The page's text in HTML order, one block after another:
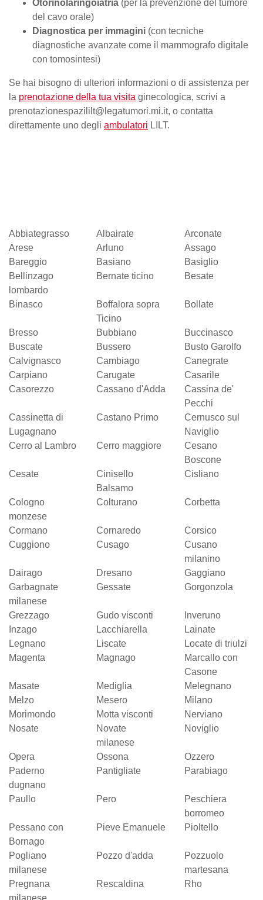
Otorinolaringoiatria (per la prevenzione del tumore
del cavo orale)
Diagnostica per immagini (con tecniche
diagnostiche avanzate come il mammografo digitale
con tomosintesi)
Se hai bisogno di ulteriori informazioni o di assistenza per
la prenotazione della tua visita ginecologica, scrivi a
prenotazionespazililt@legatumori.mi.it, o contatta
direttamente uno degli ambulatori LILT.
Abbiategrasso Albairate
Arconate
Arese
Arluno
Assago
Bareggio
Basiano
Basiglio
Bellinzago
lombardo
Bernate ticino Besate
Binasco
Boffalora sopra
Ticino
Bollate
Bresso Bubbiano
Buccinasco
Buscate
Bussero
Busto Garolfo
Calvignasco
Cambiago
Canegrate
Carpiano
Carugate
Casarile
Casorezzo
Cassano d'Adda
Cassina de'
Pecchi
Cassinetta di
Lugagnano
Castano Primo
Cernusco sul
Naviglio
Cerro al Lambro
Cerro maggiore
Cesano
Boscone
Cesate
Cinisello
Balsamo
Cisliano
Cologno
monzese
Colturano Corbetta
Cormano Cornaredo
Corsico
Cuggiono
Cusago
Cusano
milanino
Dairago
Dresano
Gaggiano
Garbagnate
milanese
Gessate Gorgonzola
Grezzago Gudo visconti
Inveruno
Inzago
Lacchiarella
Lainate
Legnano
Liscate
Locate di triulzi
Magenta
Magnago
Marcallo con
Casone
Masate
Mediglia
Melegnano
Melzo
Mesero
Milano
Morimondo
Motta visconti
Nerviano
Nosate
Novate
milanese
Noviglio
Opera Ossona
Ozzero
Paderno
dugnano
Pantigliate Parabiago
Paullo Pero
Peschiera
borromeo
Pessano con
Bornago
Pieve Emanuele Pioltello
Pogliano
milanese
Pozzo d'adda
Pozzuolo
martesana
Pregnana
milanese
Rescaldina Rho